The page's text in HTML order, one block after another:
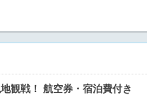
観戦！ 航空券・宿泊費付き